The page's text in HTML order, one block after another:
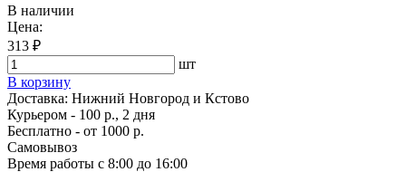
В наличии
Цена:
313 ₽
шт
В корзину
Доставка: Нижний Новгород и Кстово
Курьером - 100 р., 2 дня
Бесплатно - от 1000 р.
Самовывоз
Время работы с 8:00 до 16:00